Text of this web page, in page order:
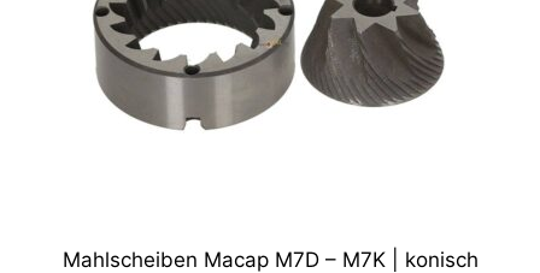
Mahlscheiben Macap M7D – M7K | konisch